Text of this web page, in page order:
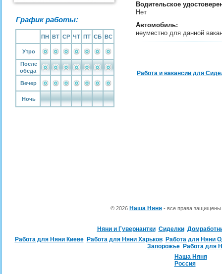
График работы:
ПН ВТ СР ЧТ ПТ СБ ВС
Утро
После
обеда
Вечер
Ночь
Водительское
Нет
Автомобиль:
неуместно для данной
Работа и вакансии для
© 2026 Наша Няня - все права
Няни и Гувернантки Сиделки
Работа для Няни Киеве
Работа для Няни Харьков
Работа для Няни
Запорожье
Работа для
Наша Няня
Россия